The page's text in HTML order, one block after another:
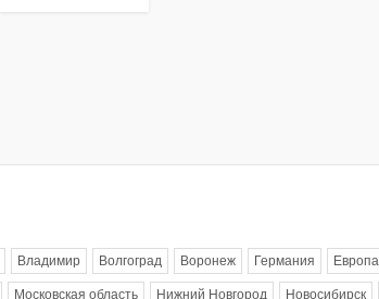
Владимир Волгоград Воронеж Германия Европа
Московская область Нижний Новгород Новосибирск